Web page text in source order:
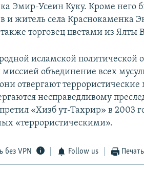
Эмир-Усеин Куку. Кроме него
житель села Краснокаменка
торговец цветами из Ялты
исламской политической
объединение всех
отвергают
несправедливому
«Хизб ут-Тахрир» в 2003
«террористическими».
без VPN Follow us Печать